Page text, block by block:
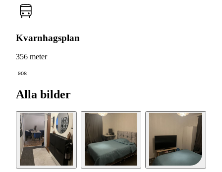
Kvarnhagsplan
356 meter
908
Alla bilder